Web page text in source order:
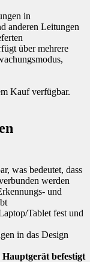
in
anderen Leitungen
über mehrere
Kauf verfügbar.
was bedeutet, dass
werden
und
Tablet fest und
in das Design
befestigt